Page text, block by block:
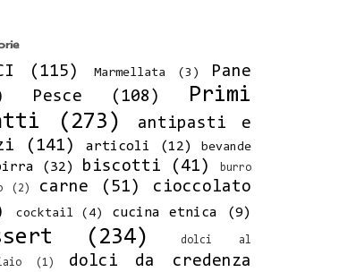
(115) Marmellata (3)
Pane
Pesce (108)
Primi
(273)
antipasti e
(141) articoli (12)
bevande
(32) biscotti (41)
burro
(2) carne (51)
cioccolato
cocktail (4) cucina etnica (9)
(234)
dolci al
(1)
dolci da credenza